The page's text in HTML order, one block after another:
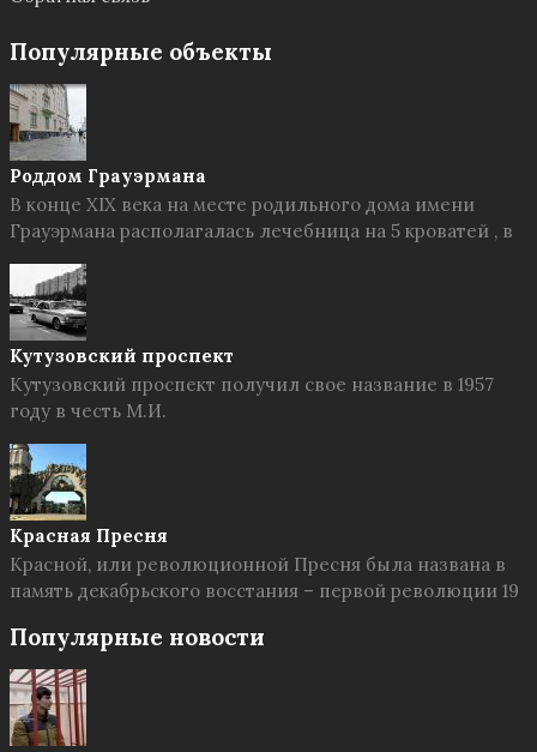
Популярные объекты
Роддом Грауэрмана
В конце XIX века на месте родильного дома имени
Грауэрмана располагалась лечебница на 5 кроватей , в
Кутузовский проспект
Кутузовский проспект получил свое название в 1957
году в честь М.И.
Красная Пресня
Красной, или революционной Пресня была названа в
память декабрьского восстания – первой революции 19
Популярные новости